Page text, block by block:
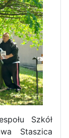
Szkół
Staszica